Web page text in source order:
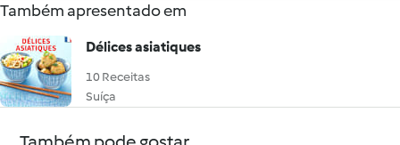
Também apresentado em
Délices asiatiques
10 Receitas
Suíça